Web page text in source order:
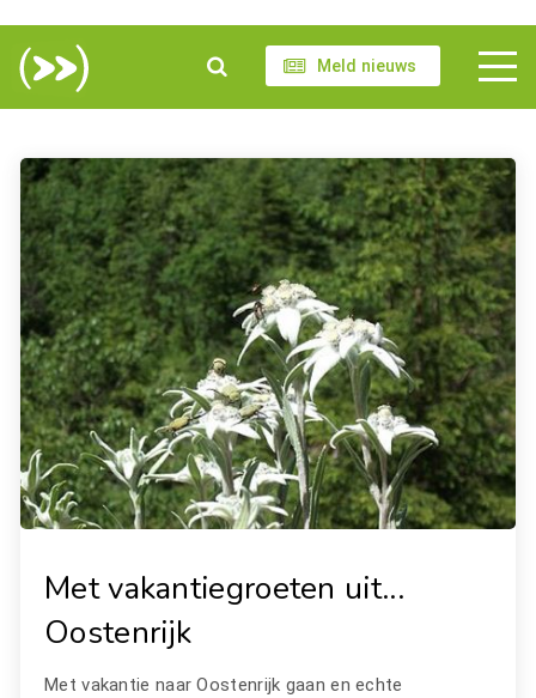
Meld nieuws
Met vakantiegroeten uit...
Oostenrijk
Met vakantie naar Oostenrijk gaan en echte